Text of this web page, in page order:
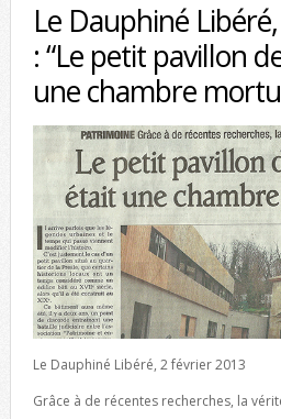
Le Dauphiné
: “Le petit pavillon
une chambre
Le Dauphiné Libéré, 2 février 2013
Grâce à de récentes recherches, la